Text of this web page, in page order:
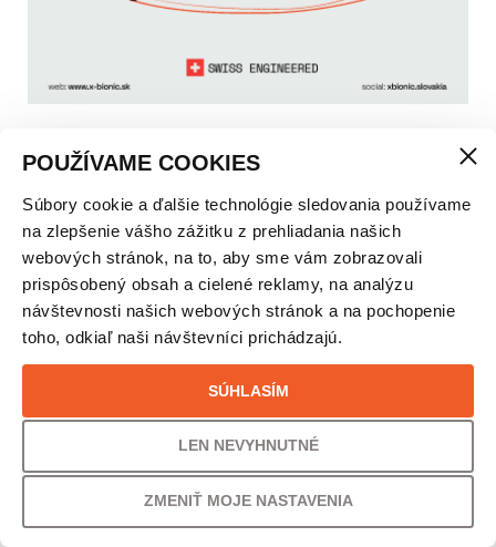
POUŽÍVAME COOKIES
Súbory cookie a ďalšie technológie sledovania používame
na zlepšenie vášho zážitku z prehliadania našich
webových stránok, na to, aby sme vám zobrazovali
prispôsobený obsah a cielené reklamy, na analýzu
návštevnosti našich webových stránok a na pochopenie
toho, odkiaľ naši návštevníci prichádzajú.
SÚHLASÍM
LEN NEVYHNUTNÉ
ZMENIŤ MOJE NASTAVENIA
DARČEKOVÁ POUKÁŽKA 300€
VEĽKOSŤ
300€
300,00€
s DPH bez DPH